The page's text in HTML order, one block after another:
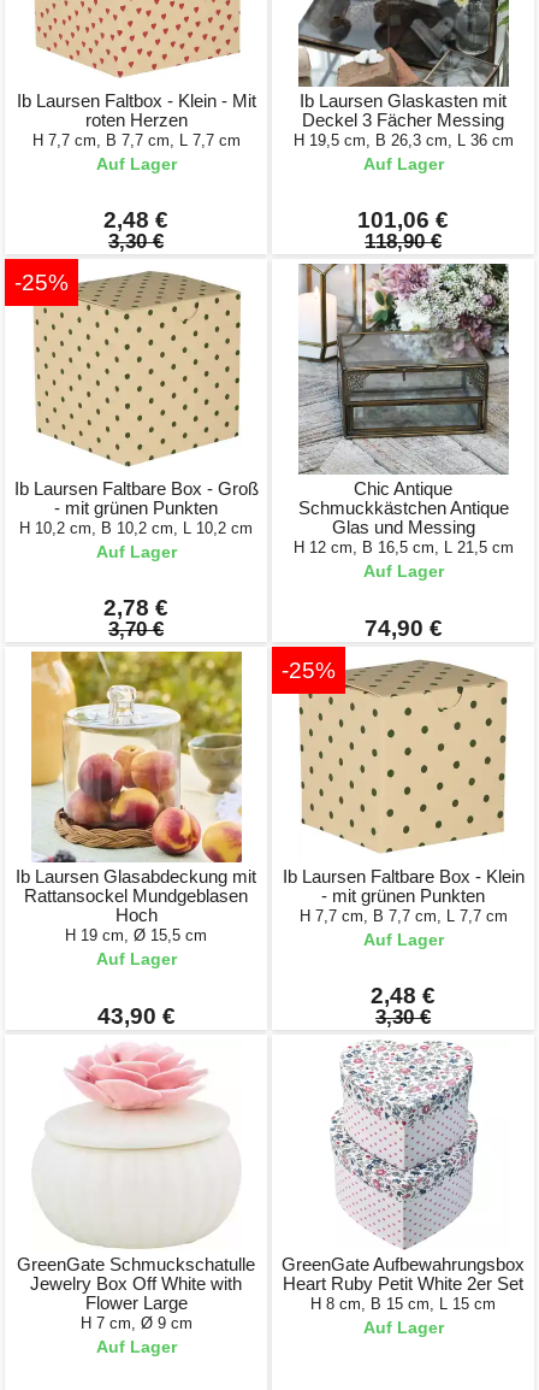
Ib Laursen Faltbox - Klein - Mit
roten Herzen
H 7,7 cm, B 7,7 cm, L 7,7 cm
Auf Lager
2,48 €
3,30 €
Ib Laursen Glaskasten mit
Deckel 3 Fächer Messing
H 19,5 cm, B 26,3 cm, L 36 cm
Auf Lager
101,06 €
118,90 €
-25%
Ib Laursen Faltbare Box - Groß
- mit grünen Punkten
H 10,2 cm, B 10,2 cm, L 10,2 cm
Auf Lager
2,78 €
3,70 €
Chic Antique
Schmuckkästchen Antique
Glas und Messing
H 12 cm, B 16,5 cm, L 21,5 cm
Auf Lager
74,90 €
Ib Laursen Glasabdeckung mit
Rattansockel Mundgeblasen
Hoch
H 19 cm, Ø 15,5 cm
Auf Lager
43,90 €
-25%
Ib Laursen Faltbare Box - Klein
- mit grünen Punkten
H 7,7 cm, B 7,7 cm, L 7,7 cm
Auf Lager
2,48 €
3,30 €
GreenGate Schmuckschatulle
Jewelry Box Off White with
Flower Large
H 7 cm, Ø 9 cm
Auf Lager
GreenGate Aufbewahrungsbox
Heart Ruby Petit White 2er Set
H 8 cm, B 15 cm, L 15 cm
Auf Lager